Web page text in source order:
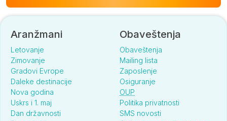
Aranžmani
Letovanje
Zimovanje
Gradovi Evrope
Daleke destinacije
Nova godina
Uskrs i 1. maj
Dan državnosti
Obaveštenja
Obaveštenja
Mailing lista
Zaposlenje
Osiguranje
OUP
Politika privatnosti
SMS novosti